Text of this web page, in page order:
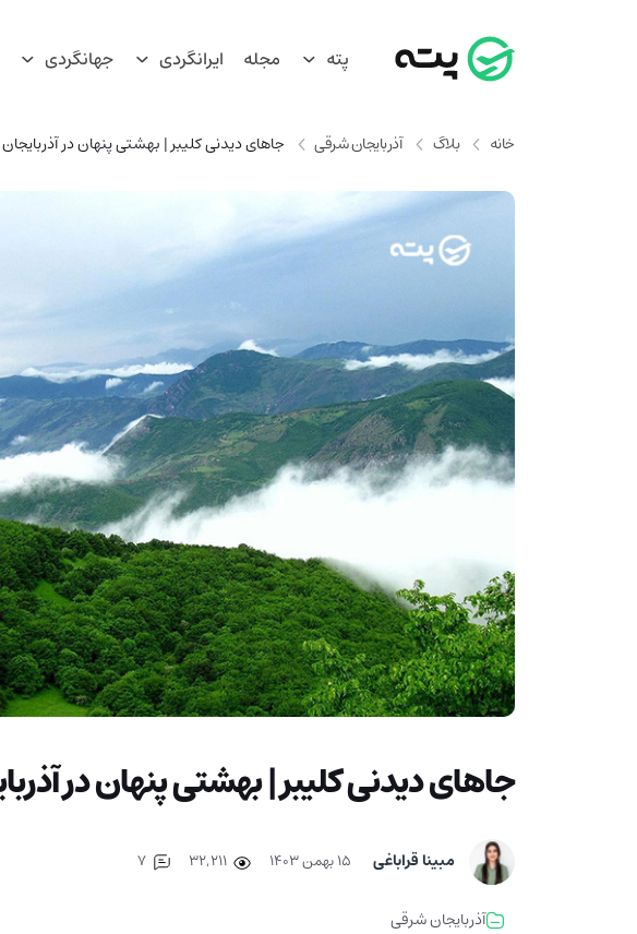
پته مجله ایرانگردی جهانگردی
خانه بلاگ آذربایجان شرقی جاهای دیدنی کلیبر | بهشتی پنهان در
جاهای دیدنی کلیبر | بهشتی پنهان در
مبینا قراباغی ۱۵ بهمن ۱۴۰۳ 32,211
7
آذربایجان شرقی